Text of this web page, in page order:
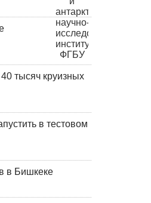
тысяч круизных
в тестовом
в Бишкеке